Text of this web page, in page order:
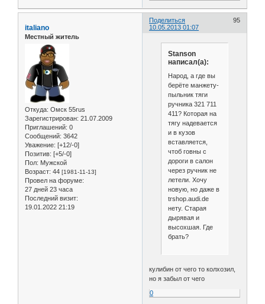
Поделиться
95
10.05.2013 01:07
italiano
Местный житель
Откуда: Омск 55rus
Зарегистрирован: 21.07.2009
Приглашений: 0
Сообщений: 3642
Уважение: [+12/-0]
Позитив: [+5/-0]
Пол: Мужской
Возраст: 44 [1981-11-13]
Провел на форуме:
27 дней 23 часа
Последний визит:
19.01.2022 21:19
Stanson
написал(а):
Народ, а где вы
берёте манжету-
пыльник тяги
ручника 321 711
411? Которая на
тягу надевается
и в кузов
вставляется,
чтоб говны с
дороги в салон
через ручник не
летели. Хочу
новую, но даже в
trshop.audi.de
нету. Старая
дырявая и
высохшая. Где
брать?
кулибин от чего то колхозил,
но я забыл от чего
0